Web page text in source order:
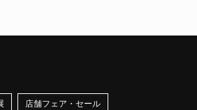
店舗フェア・セール